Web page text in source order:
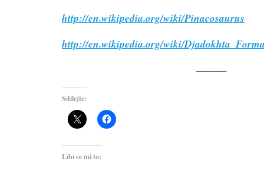
http://en.wikipedia.org/wiki/Pinacosaurus
http://en.wikipedia.org/wiki/
———
Sdílejte:
Líbí se mi to: